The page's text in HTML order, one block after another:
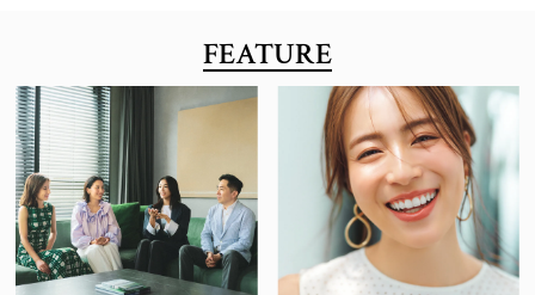
FEATURE